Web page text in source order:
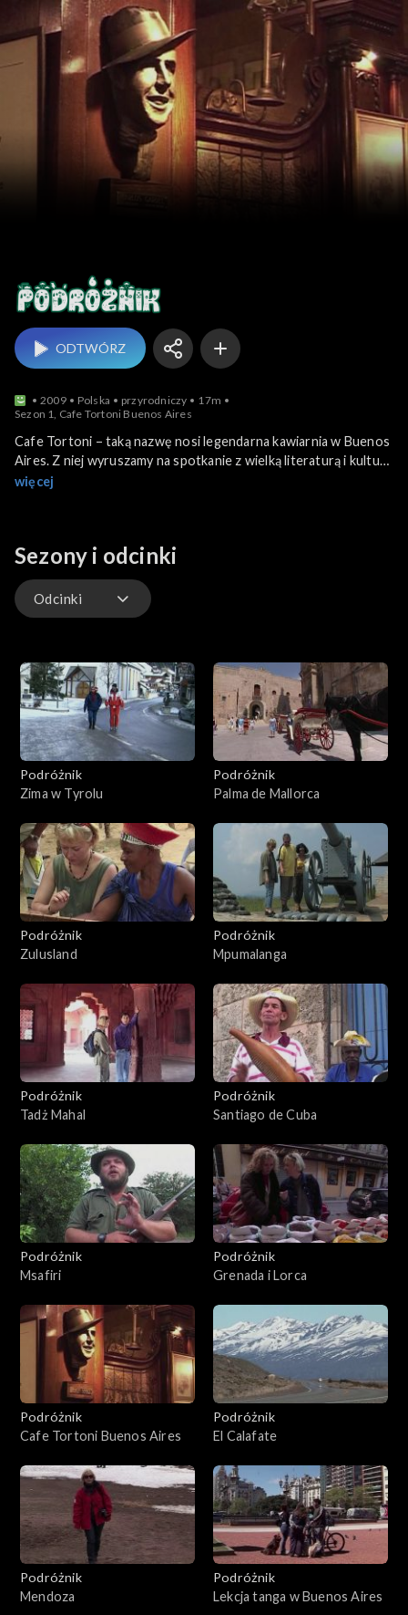
Podróżnik
ODTWÓRZ
2009 Polska przyrodniczy
17m
Sezon 1, Cafe Tortoni Buenos Aires
Cafe Tortoni – taką nazwę nosi legendarna kawiarnia w Buenos
Aires. Z niej wyruszamy na spotkanie z wielką literaturą i kulturą
stolicy Argentyny. Autorzy programu opowiedzą o pisarzach,
więcej
Sezony i odcinki
Odcinki
Podróżnik
Zima w Tyrolu
Podróżnik
Palma de Mallorca
Podróżnik
Zulusland
Podróżnik
Mpumalanga
Podróżnik
Tadż Mahal
Podróżnik
Santiago de Cuba
Podróżnik
Msafiri
Podróżnik
Grenada i Lorca
Podróżnik
Cafe Tortoni Buenos Aires
Podróżnik
El Calafate
Podróżnik
Mendoza
Podróżnik
Lekcja tanga w Buenos Aires